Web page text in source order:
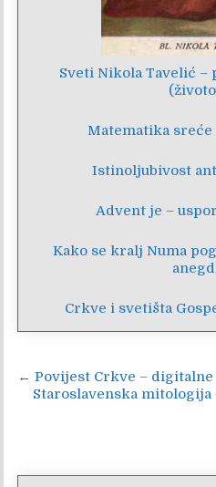
Sveti Nikola Tavelić
Matematika
Istinoljubivost
Advent je –
Kako se kralj Numa
Crkve i svetišta
Navigacija
objava
← Povijest Crkve – digitalne
Staroslavenska